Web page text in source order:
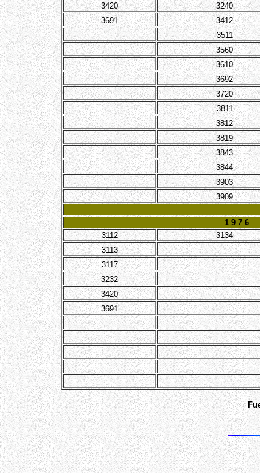
3420
3240
3691
3412
3511
3560
3610
3692
3720
3811
3812
3819
3843
3844
3903
3909
1 9 7 6
3112
3134
3113
3117
3232
3420
3691